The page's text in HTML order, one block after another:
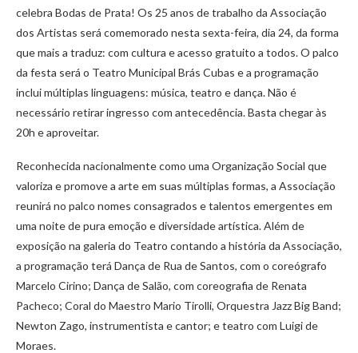
celebra Bodas de Prata! Os 25 anos de trabalho da Associação
dos Artistas será comemorado nesta sexta-feira, dia 24, da forma
que mais a traduz: com cultura e acesso gratuito a todos. O palco
da festa será o Teatro Municipal Brás Cubas e a programação
inclui múltiplas linguagens: música, teatro e dança. Não é
necessário retirar ingresso com antecedência. Basta chegar às
20h e aproveitar.
Reconhecida nacionalmente como uma Organização Social que
valoriza e promove a arte em suas múltiplas formas, a Associação
reunirá no palco nomes consagrados e talentos emergentes em
uma noite de pura emoção e diversidade artística. Além de
exposição na galeria do Teatro contando a história da Associação,
a programação terá Dança de Rua de Santos, com o coreógrafo
Marcelo Cirino; Dança de Salão, com coreografia de Renata
Pacheco; Coral do Maestro Mario Tirolli, Orquestra Jazz Big Band;
Newton Zago, instrumentista e cantor; e teatro com Luigi de
Moraes.